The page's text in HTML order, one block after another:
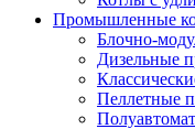
Промышленные
Блочно-
Дизельные
Пеллетные